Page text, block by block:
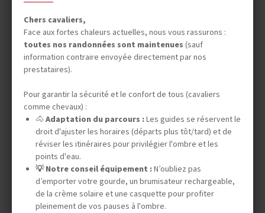
TOURISME RESPONSABLE
AVIS CAVALIERS
Vos envies
Chers cavaliers,
Face aux fortes chaleurs actuelles, nous vous rassurons :
toutes nos randonnées sont maintenues (sauf
information contraire envoyée directement par nos
prestataires).
Pour garantir la sécurité et le confort de tous (cavaliers
comme chevaux) :
🐴 Adaptation du parcours :Les guides se réservent le
droit d'ajuster les horaires (départs plus tôt/tard) et de
réviser les itinéraires pour privilégier l'ombre et les
points d'eau.
💡 Notre conseil équipement :N’oubliez pas
d’emporter votre gourde, un brumisateur rechargeable,
de la crème solaire et une casquette pour profiter
pleinement de vos pauses à l'ombre.